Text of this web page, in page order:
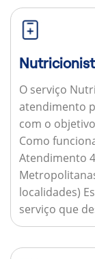
O serviço
atendimento
com o
Como
Atendimento
localidades)
serviço que